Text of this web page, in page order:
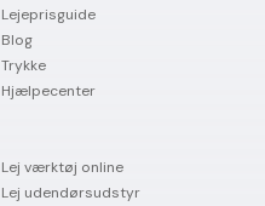
Lejeprisguide
Blog
Trykke
Hjælpecenter
Lej værktøj online
Lej udendørsudstyr